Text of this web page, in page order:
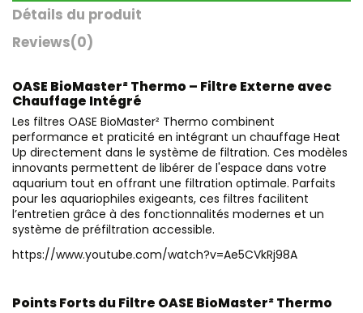
Détails du produit
Reviews(0)
OASE BioMaster² Thermo – Filtre Externe avec
Chauffage Intégré
Les filtres OASE BioMaster² Thermo combinent
performance et praticité en intégrant un chauffage Heat
Up directement dans le système de filtration. Ces modèles
innovants permettent de libérer de l'espace dans votre
aquarium tout en offrant une filtration optimale. Parfaits
pour les aquariophiles exigeants, ces filtres facilitent
l’entretien grâce à des fonctionnalités modernes et un
système de préfiltration accessible.
https://www.youtube.com/watch?v=Ae5CVkRj98A
Points Forts du Filtre OASE BioMaster² Thermo